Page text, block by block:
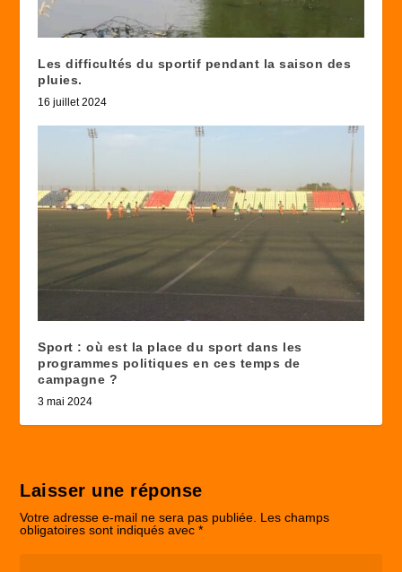
Les difficultés du sportif pendant la saison des
pluies.
16 juillet 2024
Sport : où est la place du sport dans les
programmes politiques en ces temps de
campagne ?
3 mai 2024
Laisser une réponse
Votre adresse e-mail ne sera pas publiée. Les champs
obligatoires sont indiqués avec*